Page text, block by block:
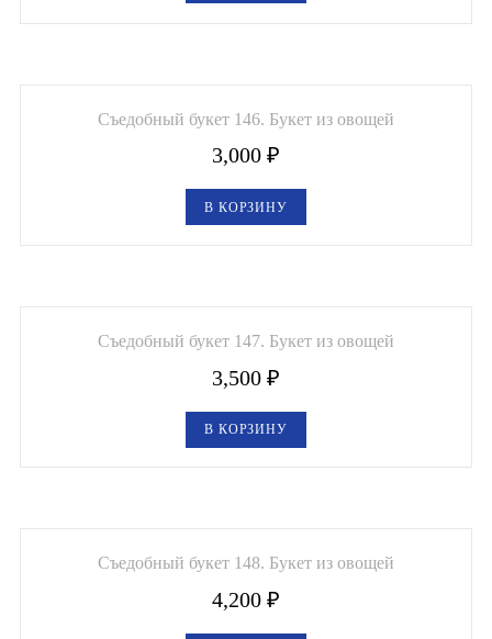
Съедобный букет 146. Букет из овощей
3,000 ₽
В КОРЗИНУ
Съедобный букет 147. Букет из овощей
3,500 ₽
В КОРЗИНУ
Съедобный букет 148. Букет из овощей
4,200 ₽